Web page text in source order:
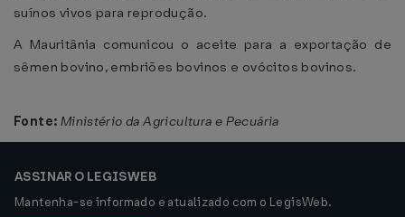
suínos vivos para reprodução.
A Mauritânia comunicou o aceite para a exportação de
sêmen bovino, embriões bovinos e ovócitos bovinos.
Fonte: Ministério da Agricultura e Pecuária
ASSINAR O LEGISWEB
Mantenha-se informado e atualizado com o LegisWeb.